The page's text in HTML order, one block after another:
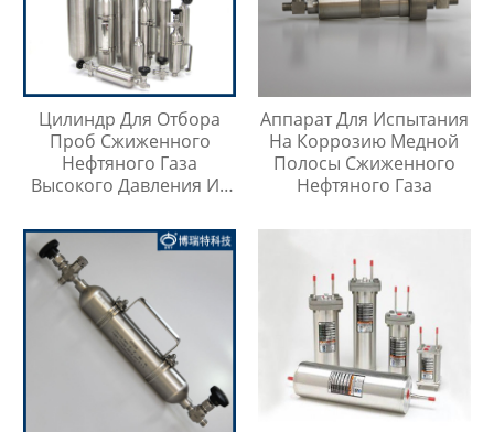
Цилиндр Для Отбора
Проб Сжиженного
Нефтяного Газа
Высокого Давления Из
316SS
Аппарат Для Испытания
На Коррозию Медной
Полосы Сжиженного
Нефтяного Газа